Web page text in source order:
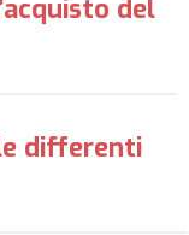
del
differenti